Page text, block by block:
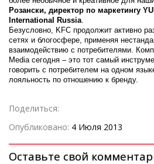
Розански, директор по маркетингу
International Russia.
Безусловно, KFC продолжит активно
сетях и блогосфере, применяя
взаимодействию с потребителями.
Media сегодня – это тот самый
говорить с потребителем на одном
лояльность по отношению к бренду.
Поделиться:
Опубликовано: 4 Июля 2013
Оставьте свой